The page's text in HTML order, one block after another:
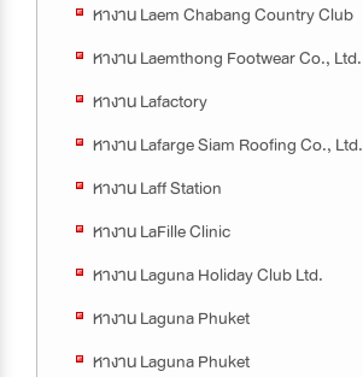
หางาน Laem Chabang Country Club
หางาน Laemthong Footwear Co., Ltd.
หางาน Lafactory
หางาน Lafarge Siam Roofing Co., Ltd.
หางาน Laff Station
หางาน LaFille Clinic
หางาน Laguna Holiday Club Ltd.
หางาน Laguna Phuket
หางาน Laguna Phuket